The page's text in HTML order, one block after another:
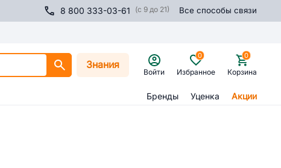
8 800 333-03-61 (с 9 до 21) Все способы связи
Знания
Войти Избранное
0
Корзина
0
Бренды Уценка Акции